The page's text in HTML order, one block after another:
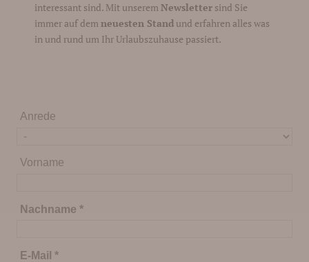
interessant sind. Mit unserem Newsletter sind Sie
immer auf dem neuesten Stand und erfahren alles was
in und rund um Ihr Urlaubszuhause passiert.
Anrede
Vorname
Nachname *
E-Mail *